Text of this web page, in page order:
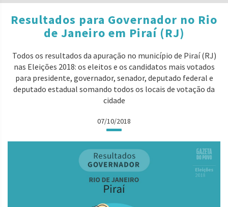
Resultados para Governador no Rio
de Janeiro em Piraí (RJ)
Todos os resultados da apuração no município de Piraí (RJ)
nas Eleições 2018: os eleitos e os candidatos mais votados
para presidente, governador, senador, deputado federal e
deputado estadual somando todos os locais de votação da
cidade
07/10/2018